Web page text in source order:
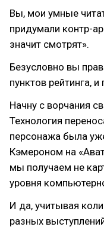
Вы, мои умные
придумали контр-
значит смотрят».
Безусловно вы
пунктов рейтинга,
Начну с ворчания
Технология
персонажа была
Кэмероном на
мы получаем не
уровня
И да, учитывая
разных